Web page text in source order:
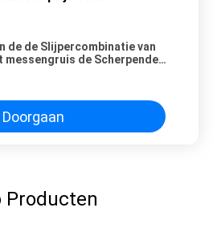
de de Slijpercombinatie van
messengruis de Scherpende
Doorgaan
Producten